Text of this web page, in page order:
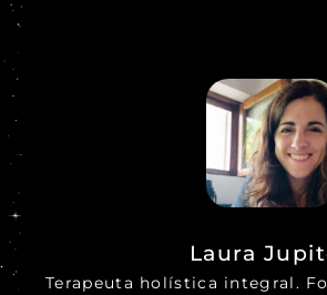
Laura
Terapeuta holística integral.